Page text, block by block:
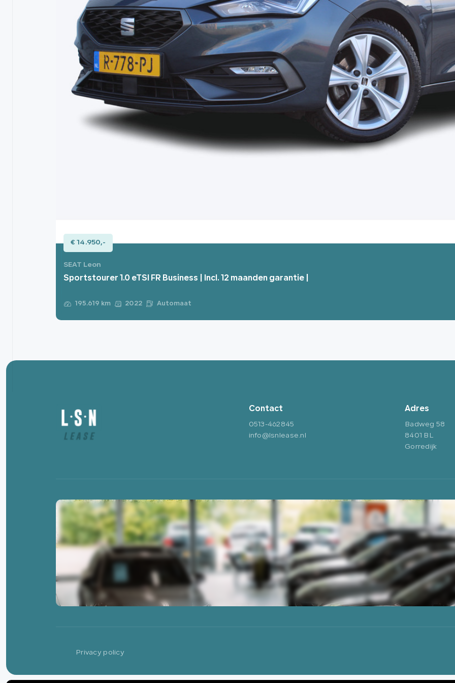
€ 14.950,-
SEAT Leon
Sportstourer 1.0 eTSI FR Business | Incl. 12 maanden garantie |
195.619 km 2022 Automaat
Contact
0513-462845
info@lsnlease.nl
Adres
Badweg 58
8401 BL
Gorredijk
Privacy policy